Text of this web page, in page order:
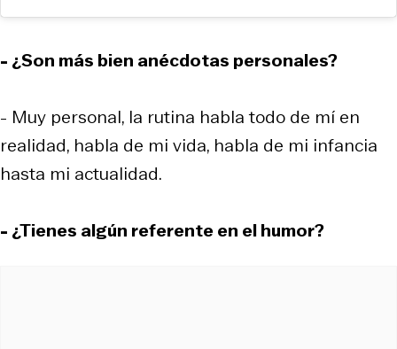
- ¿Son más bien anécdotas personales?
- Muy personal, la rutina habla todo de mí en
realidad, habla de mi vida, habla de mi infancia
hasta mi actualidad.
- ¿Tienes algún referente en el humor?